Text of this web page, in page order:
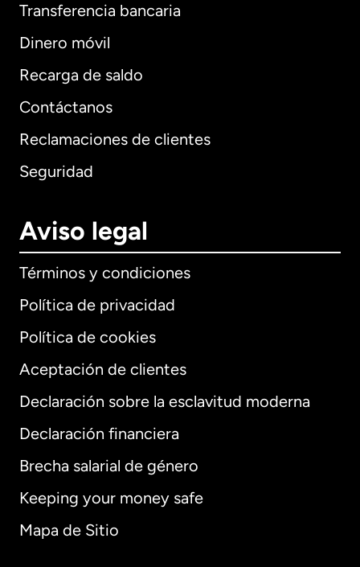
Transferencia bancaria
Dinero móvil
Recarga de saldo
Contáctanos
Reclamaciones de clientes
Seguridad
Aviso legal
Términos y condiciones
Política de privacidad
Política de cookies
Aceptación de clientes
Declaración sobre la esclavitud moderna
Declaración financiera
Brecha salarial de género
Keeping your money safe
Mapa de Sitio
Internacional English
Alemania